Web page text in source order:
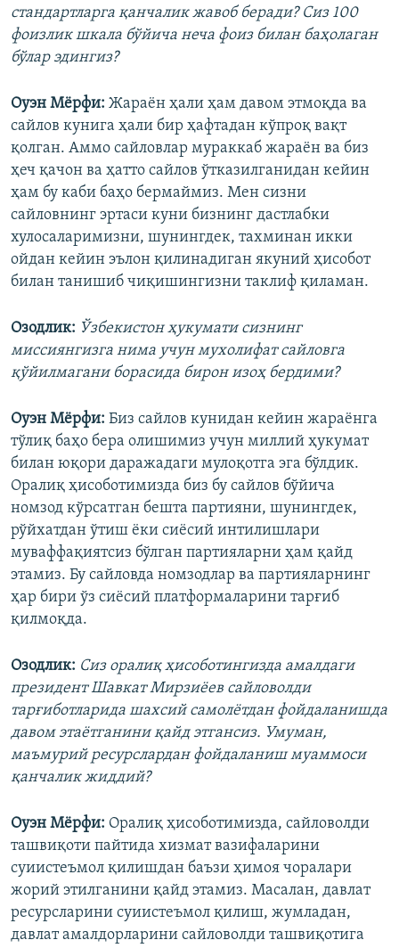
стандартларга қанчалик жавоб беради? Сиз 100
фоизлик шкала бўйича неча фоиз билан баҳолаган
бўлар эдингиз?
Оуэн Мёрфи: Жараён ҳали ҳам давом этмоқда ва
сайлов кунига ҳали бир ҳафтадан кўпроқ вақт
қолган. Аммо сайловлар мураккаб жараён ва биз
ҳеч қачон ва ҳатто сайлов ўтказилганидан кейин
ҳам бу каби баҳо бермаймиз. Мен сизни
сайловнинг эртаси куни бизнинг дастлабки
хулосаларимизни, шунингдек, тахминан икки
ойдан кейин эълон қилинадиган якуний ҳисобот
билан танишиб чиқишингизни таклиф қиламан.
Озодлик: Ўзбекистон ҳукумати сизнинг
миссиянгизга нима учун мухолифат сайловга
қўйилмагани борасида бирон изоҳ бердими?
Оуэн Мёрфи: Биз сайлов кунидан кейин жараёнга
тўлиқ баҳо бера олишимиз учун миллий ҳукумат
билан юқори даражадаги мулоқотга эга бўлдик.
Оралиқ ҳисоботимизда биз бу сайлов бўйича
номзод кўрсатган бешта партияни, шунингдек,
рўйхатдан ўтиш ёки сиёсий интилишлари
муваффақиятсиз бўлган партияларни ҳам қайд
этамиз. Бу сайловда номзодлар ва партияларнинг
ҳар бири ўз сиёсий платформаларини тарғиб
қилмоқда.
Озодлик: Сиз оралиқ ҳисоботингизда амалдаги
президент Шавкат Мирзиёев сайловолди
тарғиботларида шахсий самолётдан фойдаланишда
давом этаётганини қайд этгансиз. Умуман,
маъмурий ресурслардан фойдаланиш муаммоси
қанчалик жиддий?
Оуэн Мёрфи: Оралиқ ҳисоботимизда, сайловолди
ташвиқоти пайтида хизмат вазифаларини
суиистеъмол қилишдан баъзи ҳимоя чоралари
жорий этилганини қайд этамиз. Масалан, давлат
ресурсларини суиистеъмол қилиш, жумладан,
давлат амалдорларини сайловолди ташвиқотига